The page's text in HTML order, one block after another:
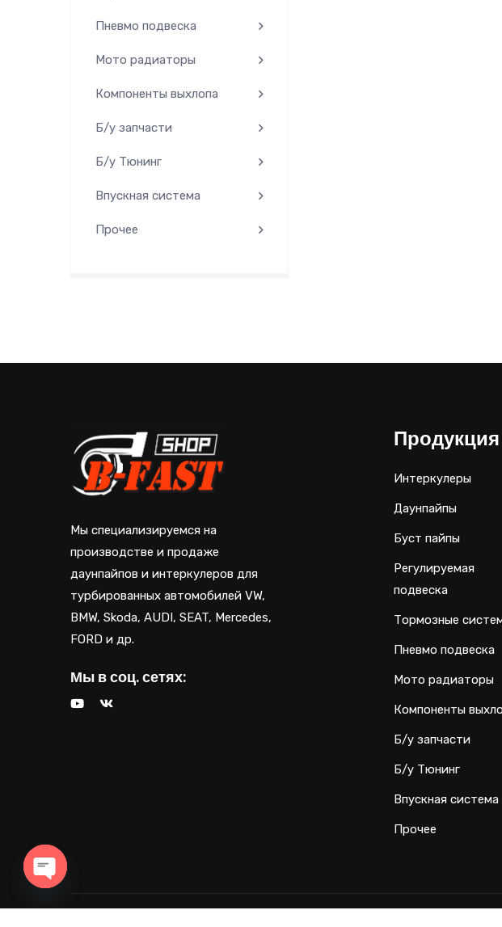
Пневмо подвеска
Мото радиаторы
Компоненты выхлопа
Б/у запчасти
Б/у Тюнинг
Впускная система
Прочее
Мы специализируемся на
производстве и продаже
даунпайпов и интеркулеров для
турбированных автомобилей VW,
BMW, Skoda, AUDI, SEAT, Mercedes,
FORD и др.
Мы в соц. сетях:
Продукция
Интеркулеры
Даунпайпы
Буст пайпы
Регулируемая
подвеска
Тормозные
Пневмо подвеска
Мото радиаторы
Компоненты
Б/у запчасти
Б/у Тюнинг
Впускная система
Прочее
OPEN CHATY